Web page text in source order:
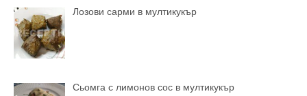
Лозови сарми в мултикукър
Сьомга с лимонов сос в мултикукър